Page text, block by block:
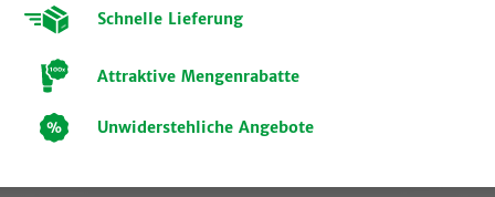
Schnelle Lieferung
Attraktive Mengenrabatte
Unwiderstehliche Angebote